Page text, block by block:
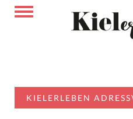
KIELERLEBEN